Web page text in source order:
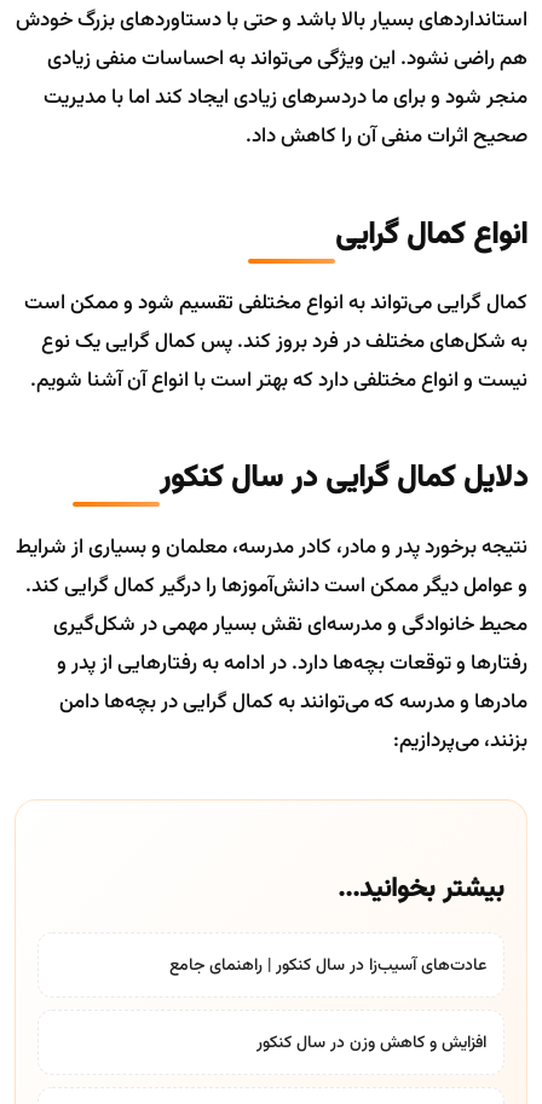
استانداردهای بسیار بالا باشد و حتی با دستاوردهای بزرگ خودش
هم راضی نشود. این ویژگی می‌تواند به احساسات منفی زیادی
منجر شود و برای ما دردسرهای زیادی ایجاد کند اما با مدیریت
صحیح اثرات منفی آن را کاهش داد.
انواع کمال گرایی
کمال گرایی می‌تواند به انواع مختلفی تقسیم شود و ممکن است
به شکل‌های مختلف در فرد بروز کند. پس کمال گرایی یک نوع
نیست و انواع مختلفی دارد که بهتر است با انواع آن آشنا شویم.
دلایل کمال گرایی در سال کنکور
نتیجه برخورد پدر و مادر، کادر مدرسه، معلمان و بسیاری از شرایط
و عوامل دیگر ممکن است دانش‌آموزها را درگیر کمال گرایی کند.
محیط خانوادگی و مدرسه‌ای نقش بسیار مهمی در شکل‌گیری
رفتارها و توقعات بچه‌ها دارد. در ادامه به رفتارهایی از پدر و
مادرها و مدرسه که می‌توانند به کمال گرایی در بچه‌ها دامن
بزنند، می‌پردازیم:
بیشتر بخوانید...
عادت‌های آسیب‌زا در سال کنکور | راهنمای جامع
افزایش و کاهش وزن در سال کنکور